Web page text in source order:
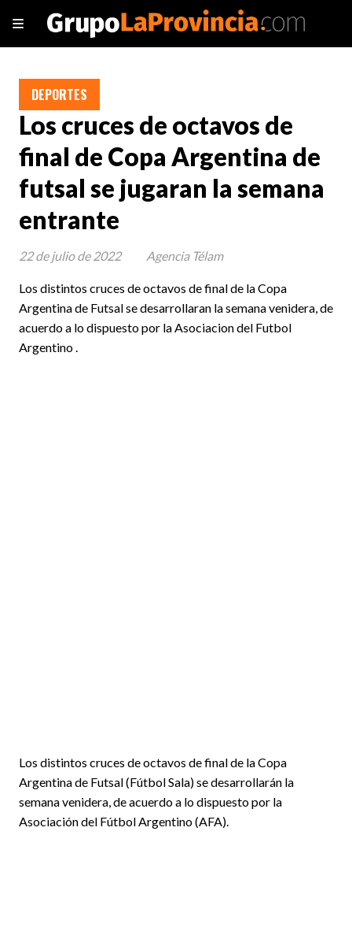
Los cruces de octavos de
final de Copa Argentina de
futsal se jugaran la semana
entrante
Los distintos cruces de octavos de final de la Copa
Argentina de Futsal se desarrollaran la semana venidera, de
acuerdo a lo dispuesto por la Asociacion del Futbol
Argentino .
DEPORTES
22 de julio de 2022 Agencia Télam
Los distintos cruces de octavos de final de la Copa
Argentina de Futsal (Fútbol Sala) se desarrollarán la
semana venidera, de acuerdo a lo dispuesto por la
Asociación del Fútbol Argentino (AFA).